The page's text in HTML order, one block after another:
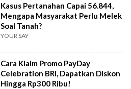
Kasus Pertanahan Capai 56.844,
Mengapa Masyarakat Perlu Melek
Soal Tanah?
YOUR SAY
Cara Klaim Promo PayDay
Celebration BRI, Dapatkan Diskon
Hingga Rp300 Ribu!